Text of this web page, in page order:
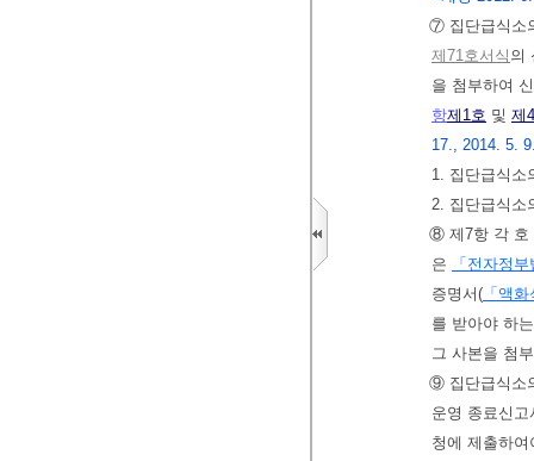
⑦ 집단급식소
제71호서식 의
을 첨부하여
항제1호 및 제
17., 2014. 5.
1. 집단급식소
2. 집단급식소
⑧ 제7항 각 호
은
「전자정
증명서( 「액
를 받아야 하
그 사본을 첨
⑨ 집단급식소
운영 종료신
청에 제출하